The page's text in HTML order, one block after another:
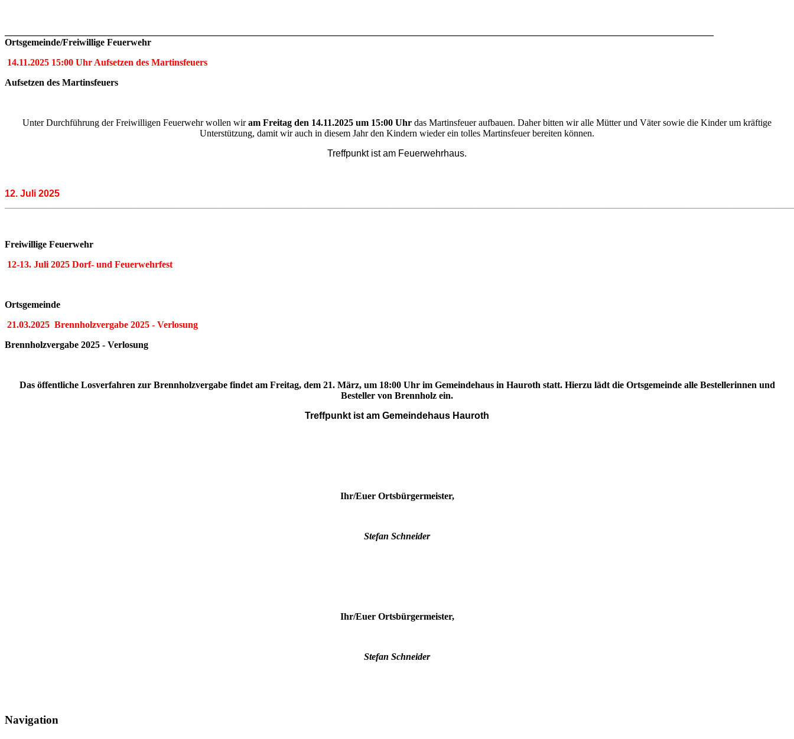
Ortsgemeinde/Freiwillige Feuerwehr
14.11.2025 15:00 Uhr Aufsetzen des Martinsfeuers
Aufsetzen des Martinsfeuers
Unter Durchführung der Freiwilligen Feuerwehr wollen wiram Freitag den 14.11.2025 um 15:00 Uhr das Martinsfeuer aufbauen. Daher bitten wir alle Mütter und Väter sowie die Kinder um kräftige
Unterstützung, damit wir auch in diesem Jahr den Kindern wieder ein tolles Martinsfeuer bereiten können.
Treffpunkt ist am Feuerwehrhaus.
12. Juli 2025
Freiwillige Feuerwehr
12-13. Juli 2025 Dorf- und Feuerwehrfest
Ortsgemeinde
21.03.2025 Brennholzvergabe 2025 - Verlosung
Brennholzvergabe 2025 - Verlosung
Das öffentliche Losverfahren zur Brennholzvergabe findet am Freitag, dem 21. März, um 18:00 Uhr im Gemeindehaus in Hauroth statt. Hierzu lädt die Ortsgemeinde alle Bestellerinnen und
Besteller von Brennholz ein.
Treffpunkt ist am Gemeindehaus Hauroth
Ihr/Euer Ortsbürgermeister,
Stefan Schneider
Ihr/Euer Ortsbürgermeister,
Stefan Schneider
Navigation